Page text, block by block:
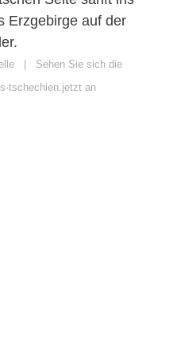
Erzgebirge auf der
Sehen Sie sich die
tschechien.jetzt an